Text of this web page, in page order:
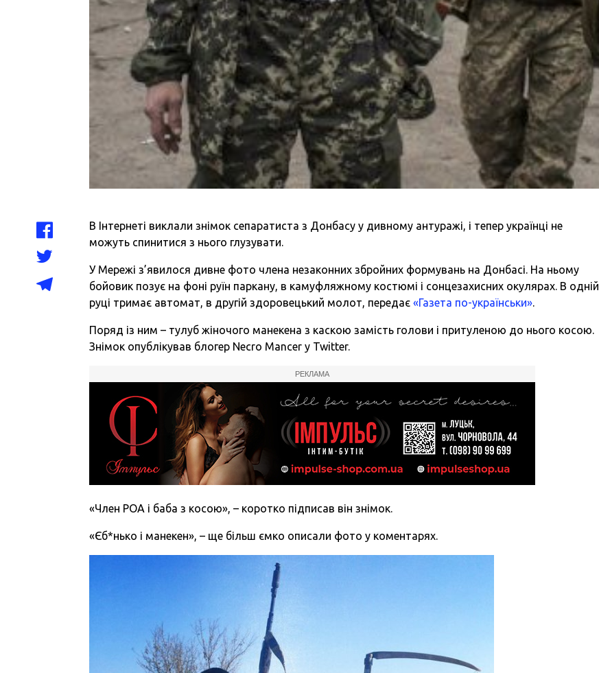
В Інтернеті виклали знімок сепаратиста з Донбасу у дивному антуражі, і тепер українці не
можуть спинитися з нього глузувати.
У Мережі з’явилося дивне фото члена незаконних збройних формувань на Донбасі. На ньому
бойовик позує на фоні руїн паркану, в камуфляжному костюмі і сонцезахисних окулярах. В одній
руці тримає автомат, в другій здоровецький молот, передає«Газета по-українськи».
Поряд із ним – тулуб жіночого манекена з каскою замість голови і притуленою до нього косою.
Знімок опублікував блогер Necro Mancer у Twitter.
РЕКЛАМА
«Член РОА і баба з косою», – коротко підписав він знімок.
«Єб*нько і манекен», – ще більш ємко описали фото у коментарях.